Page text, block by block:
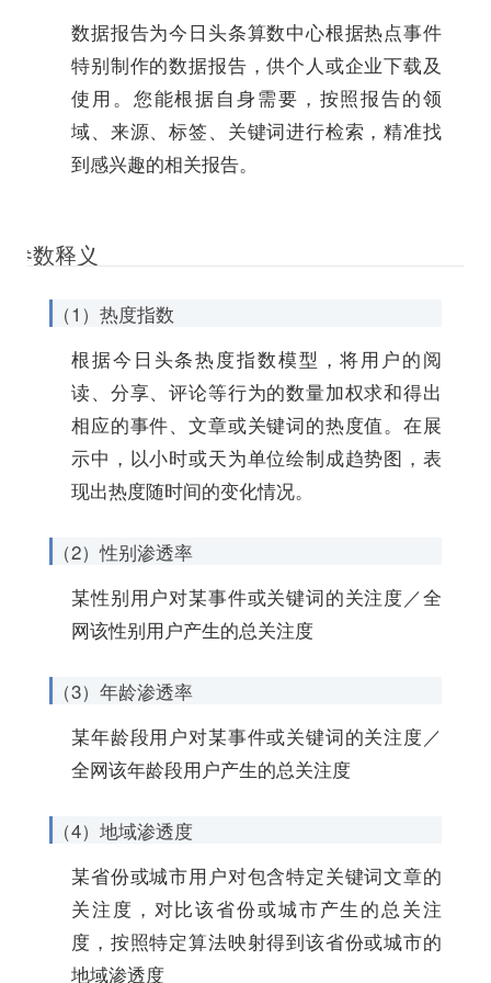
数据报告为今日头条算数中心根据热点事件
特别制作的数据报告，供个人或企业下载及
使用。您能根据自身需要，按照报告的领
域、来源、标签、关键词进行检索，精准找
到感兴趣的相关报告。
参数释义
（1）热度指数
根据今日头条热度指数模型，将用户的阅
读、分享、评论等行为的数量加权求和得出
相应的事件、文章或关键词的热度值。在展
示中，以小时或天为单位绘制成趋势图，表
现出热度随时间的变化情况。
（2）性别渗透率
某性别用户对某事件或关键词的关注度／全
网该性别用户产生的总关注度
（3）年龄渗透率
某年龄段用户对某事件或关键词的关注度／
全网该年龄段用户产生的总关注度
（4）地域渗透度
某省份或城市用户对包含特定关键词文章的
关注度，对比该省份或城市产生的总关注
度，按照特定算法映射得到该省份或城市的
地域渗透度